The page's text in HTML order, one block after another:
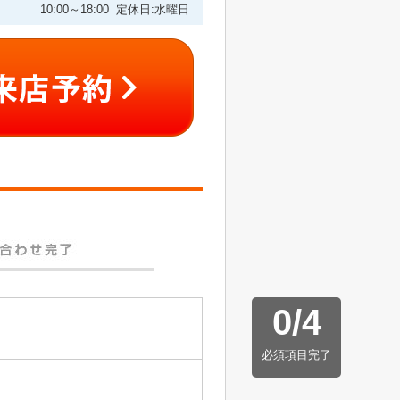
10:00～18:00 定休日:水曜日
0/4
必須項目完了